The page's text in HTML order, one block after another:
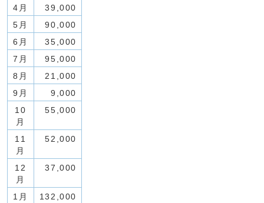
4月
39,000
5月
90,000
6月
35,000
7月
95,000
8月
21,000
9月
9,000
10
月
55,000
11
月
52,000
12
月
37,000
1月
132,000